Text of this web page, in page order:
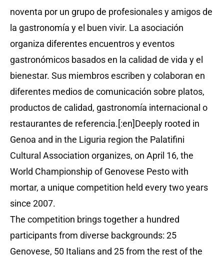
noventa por un grupo de profesionales y amigos de
la gastronomía y el buen vivir. La asociación
organiza diferentes encuentros y eventos
gastronómicos basados ​​en la calidad de vida y el
bienestar. Sus miembros escriben y colaboran en
diferentes medios de comunicación sobre platos,
productos de calidad, gastronomía internacional o
restaurantes de referencia.[:en]Deeply rooted in
Genoa and in the Liguria region the Palatifini
Cultural Association organizes, on April 16, the
World Championship of Genovese Pesto with
mortar, a unique competition held every two years
since 2007.
The competition brings together a hundred
participants from diverse backgrounds: 25
Genovese, 50 Italians and 25 from the rest of the